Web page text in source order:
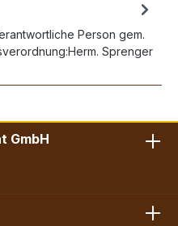
Person gem.
Sprenger
GmbH